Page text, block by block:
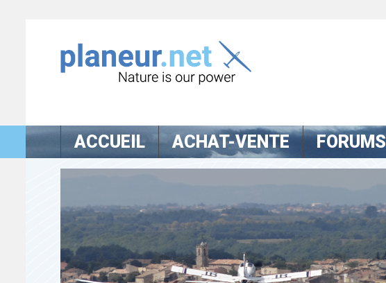
ACCUEIL ACHAT-VENTE FORUMS